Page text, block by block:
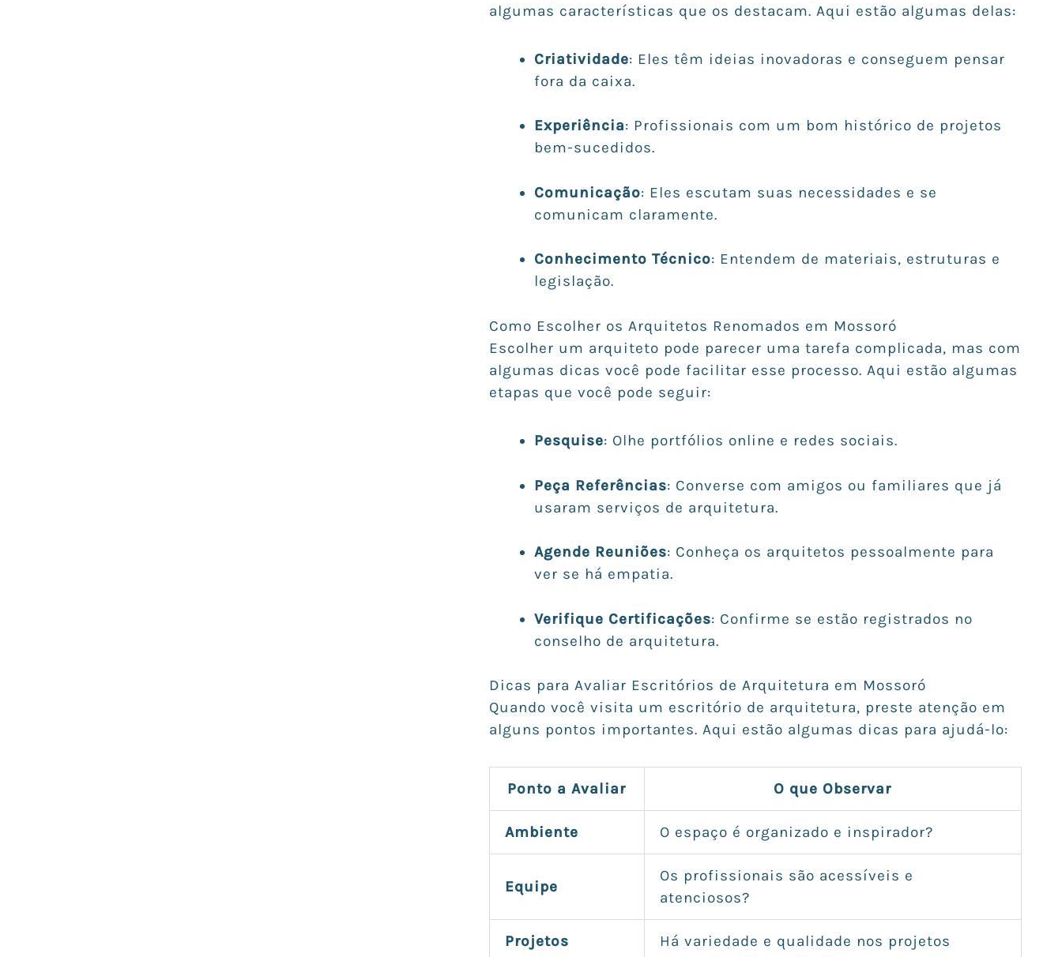
algumas características que os destacam. Aqui estão algumas delas:
Criatividade: Eles têm ideias inovadoras e conseguem pensar
fora da caixa.
Experiência: Profissionais com um bom histórico de projetos
bem-sucedidos.
Comunicação: Eles escutam suas necessidades e se
comunicam claramente.
Conhecimento Técnico: Entendem de materiais, estruturas e
legislação.
Como Escolher os Arquitetos Renomados em Mossoró
Escolher um arquiteto pode parecer uma tarefa complicada, mas com
algumas dicas você pode facilitar esse processo. Aqui estão algumas
etapas que você pode seguir:
Pesquise: Olhe portfólios online e redes sociais.
Peça Referências: Converse com amigos ou familiares que já
usaram serviços de arquitetura.
Agende Reuniões: Conheça os arquitetos pessoalmente para
ver se há empatia.
Verifique Certificações: Confirme se estão registrados no
conselho de arquitetura.
Dicas para Avaliar Escritórios de Arquitetura em Mossoró
Quando você visita um escritório de arquitetura, preste atenção em
alguns pontos importantes. Aqui estão algumas dicas para ajudá-lo:
Ponto a Avaliar O que Observar
Ambiente O espaço é organizado e inspirador?
Equipe
Os profissionais são acessíveis e
atenciosos?
Projetos
Há variedade e qualidade nos projetos